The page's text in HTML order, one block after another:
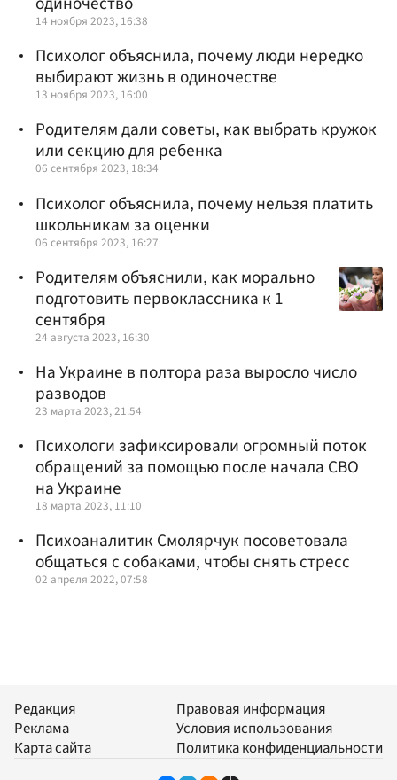
14 ноября 2023, 16:38
Психолог объяснила, почему люди нередко
выбирают жизнь в одиночестве
13 ноября 2023, 16:00
Родителям дали советы, как выбрать кружок
или секцию для ребенка
06 сентября 2023, 18:34
Психолог объяснила, почему нельзя платить
школьникам за оценки
06 сентября 2023, 16:27
Родителям объяснили, как морально
подготовить первоклассника к 1
сентября
24 августа 2023, 16:30
На Украине в полтора раза выросло число
разводов
23 марта 2023, 21:54
Психологи зафиксировали огромный поток
обращений за помощью после начала СВО
на Украине
18 марта 2023, 11:10
Психоаналитик Смолярчук посоветовала
общаться с собаками, чтобы снять стресс
02 апреля 2022, 07:58
Редакция
Реклама
Карта сайта
Правовая информация
Условия использования
Политика конфиденциальности